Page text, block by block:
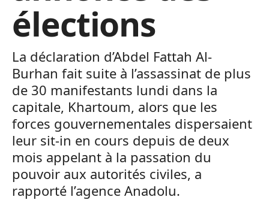
élections
La déclaration d’Abdel Fattah Al-
Burhan fait suite à l’assassinat de plus
de 30 manifestants lundi dans la
capitale, Khartoum, alors que les
forces gouvernementales dispersaient
leur sit-in en cours depuis de deux
mois appelant à la passation du
pouvoir aux autorités civiles, a
rapporté l’agence Anadolu.